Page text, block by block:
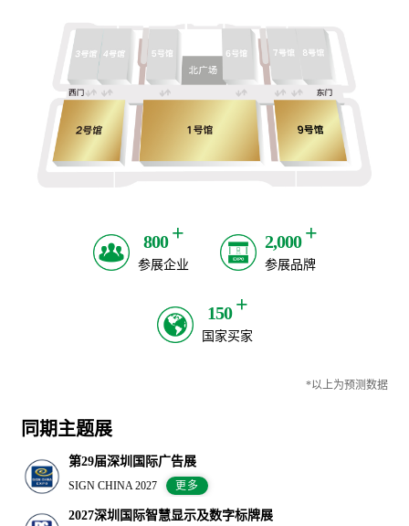
800+
参展企业
2,000+
参展品牌
150+
国家买家
*以上为预测数据
同期主题展
第29届深圳国际广告展
SIGN CHINA 2027 更多
2027深圳国际智慧显示及数字标牌展